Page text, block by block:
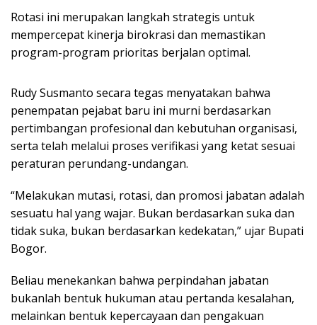
Rotasi ini merupakan langkah strategis untuk
mempercepat kinerja birokrasi dan memastikan
program-program prioritas berjalan optimal.
Rudy Susmanto secara tegas menyatakan bahwa
penempatan pejabat baru ini murni berdasarkan
pertimbangan profesional dan kebutuhan organisasi,
serta telah melalui proses verifikasi yang ketat sesuai
peraturan perundang-undangan.
“Melakukan mutasi, rotasi, dan promosi jabatan adalah
sesuatu hal yang wajar. Bukan berdasarkan suka dan
tidak suka, bukan berdasarkan kedekatan,” ujar Bupati
Bogor.
Beliau menekankan bahwa perpindahan jabatan
bukanlah bentuk hukuman atau pertanda kesalahan,
melainkan bentuk kepercayaan dan pengakuan